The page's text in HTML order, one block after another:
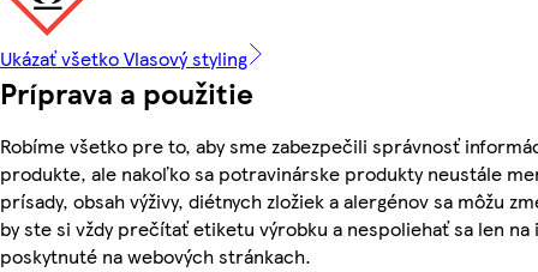
Ukázať všetko Vlasový styling
Príprava a použitie
Robíme všetko pre to, aby sme zabezpečili správnosť
produkte, ale nakoľko sa potravinárske produkty neustále
prísady, obsah výživy, diétnych zložiek a alergénov sa môžu
by ste si vždy prečítať etiketu výrobku a nespoliehať sa len
poskytnuté na webových stránkach.